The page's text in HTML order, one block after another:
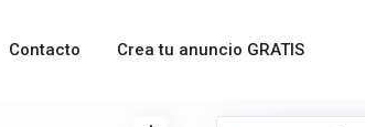
Contacto Crea tu anuncio GRATIS